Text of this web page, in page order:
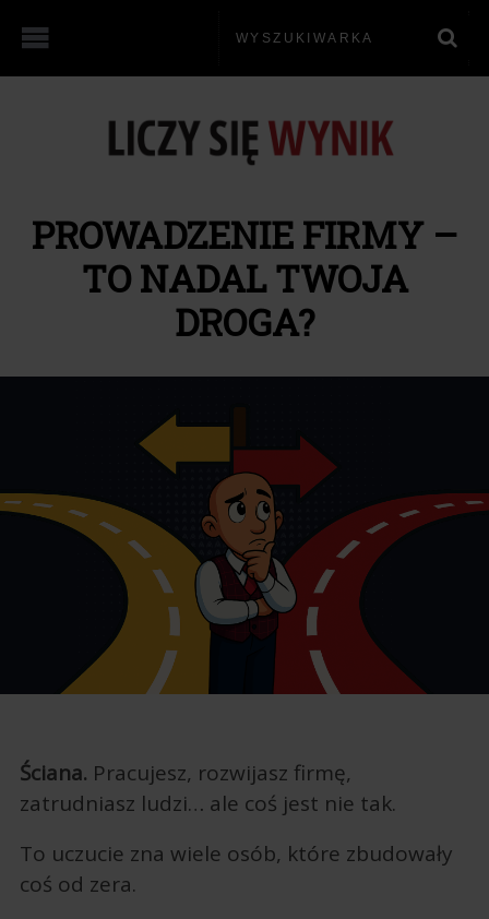
PROWADZENIE FIRMY –
TO NADAL TWOJA
DROGA?
Ściana. Pracujesz, rozwijasz firmę,
zatrudniasz ludzi… ale coś jest nie tak.
To uczucie zna wiele osób, które zbudowały
coś od zera.